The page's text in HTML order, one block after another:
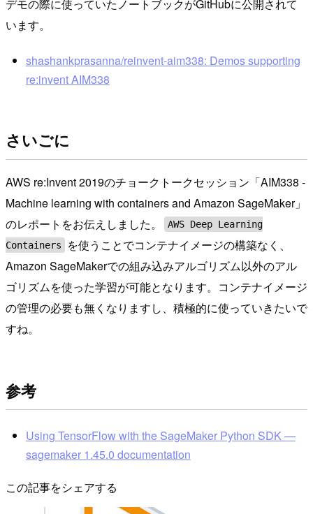
デモの際に使っていたノートブックがGitHubに公開されて
います。
shashankprasanna/reinvent-aim338: Demos supporting
re:invent AIM338
さいごに
AWS re:Invent 2019のチョークトークセッション「AIM338 -
Machine learning with containers and Amazon SageMaker」
のレポートをお伝えしました。
AWS Deep Learning
Containers
を使うことでコンテナイメージの構築なく、
Amazon SageMakerでの組み込みアルゴリズム以外のアル
ゴリズムを使った学習が可能となります。コンテナイメージ
の管理の必要も無くなりますし、積極的に使っていきたいで
すね。
参考
Using TensorFlow with the SageMaker Python SDK —
sagemaker 1.45.0 documentation
この記事をシェアする